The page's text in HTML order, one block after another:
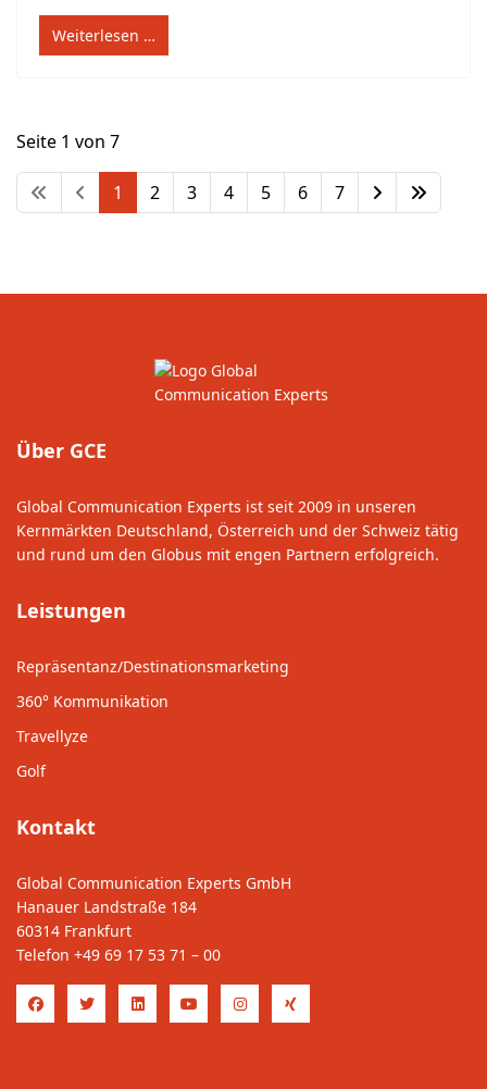
Weiterlesen …
Seite 1 von 7
1 2 3 4 5 6 7
Über GCE
Global Communication Experts ist seit 2009 in unseren
Kernmärkten Deutschland, Österreich und der Schweiz tätig
und rund um den Globus mit engen Partnern erfolgreich.
Leistungen
Repräsentanz/Destinationsmarketing
360° Kommunikation
Travellyze
Golf
Kontakt
Global Communication Experts GmbH
Hanauer Landstraße 184
60314 Frankfurt
Telefon +49 69 17 53 71 – 00